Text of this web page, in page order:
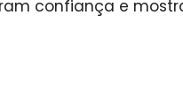
confiança e